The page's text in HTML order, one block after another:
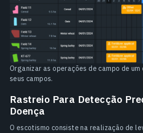
Organizar as operações de campo de
seus campos.
Rastreio Para Detecção
Doença
O escotismo consiste na realização de